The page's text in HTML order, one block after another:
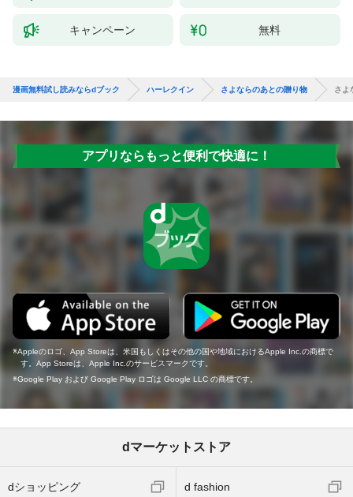
キャンペーン 無料
漫画無料試し読みならdブック ハーレクイン さよならのあとの贈り物 さよ
アプリならもっと便利で快適に！
Appleのロゴ、App Storeは、米国もしくはその他の国や地域におけるApple Inc.の商標で
す。App Storeは、Apple Inc.のサービスマークです。
Google Play および Google Play ロゴは Google LLC の商標です。
dマーケットストア
dショッピング d fashion